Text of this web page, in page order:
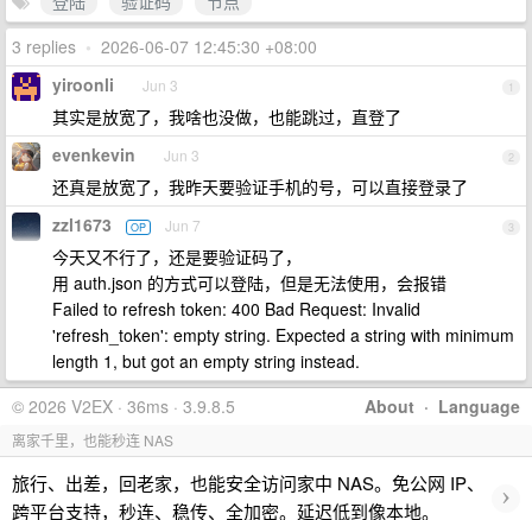
3 replies • 2026-06-07 12:45:30 +08:00
1
yiroonli Jun 3
其实是放宽了，我啥也没做，也能跳过，直登了
2
evenkevin Jun 3
还真是放宽了，我昨天要验证手机的号，可以直接登录了
3
zzl1673 OP Jun 7
今天又不行了，还是要验证码了，
用 auth.json 的方式可以登陆，但是无法使用，会报错
Failed to refresh token: 400 Bad Request: Invalid
'refresh_token': empty string. Expected a string with minimum
length 1, but got an empty string instead.
About · Language
© 2026 V2EX · 36ms · 3.9.8.5
离家千里，也能秒连 NAS
旅行、出差，回老家，也能安全访问家中 NAS。免公网 IP、
跨平台支持，秒连、稳传、全加密。延迟低到像本地。
›